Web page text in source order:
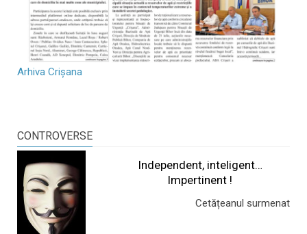
Arhiva Crișana
CONTROVERSE
Independent, inteligent…
Impertinent !
Cetățeanul surmenat